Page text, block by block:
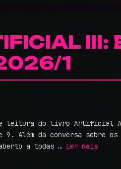
III:
1
leitura do livro Artificial
Além da conversa sobre
a todas … Ler mais